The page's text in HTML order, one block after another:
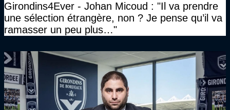
Girondins4Ever - Johan Micoud : "Il va prendre
une sélection étrangère, non ? Je pense qu’il va
ramasser un peu plus…"